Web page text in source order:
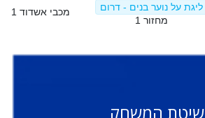
מכבי אשדוד 1
ליגת על נוער בנים - דרום
מחזור 1
שיטת המשחק